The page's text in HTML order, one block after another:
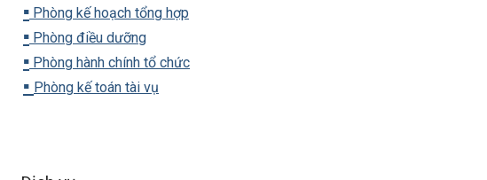
▪️ Phòng kế hoạch tổng hợp
▪️ Phòng điều dưỡng
▪️ Phòng hành chính tổ chức
▪️ Phòng kế toán tài vụ